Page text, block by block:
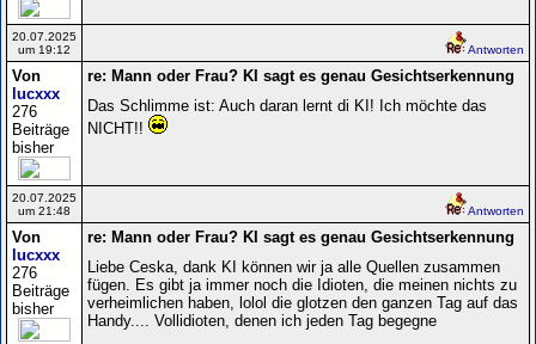
20.07.2025
um 19:12
Antworten
Von
lucxxx
276
Beiträge
bisher
re: Mann oder Frau? KI sagt es genau Gesichtserkennung
Das Schlimme ist: Auch daran lernt di KI! Ich möchte das
NICHT!!
20.07.2025
um 21:48
Antworten
Von
lucxxx
276
Beiträge
bisher
re: Mann oder Frau? KI sagt es genau Gesichtserkennung
Liebe Ceska, dank KI können wir ja alle Quellen zusammen
fügen. Es gibt ja immer noch die Idioten, die meinen nichts zu
verheimlichen haben, lolol die glotzen den ganzen Tag auf das
Handy.... Vollidioten, denen ich jeden Tag begegne